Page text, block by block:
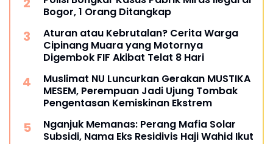
Bogor, 1 Orang Ditangkap
Aturan atau Kebrutalan? Cerita Warga
Cipinang Muara yang Motornya
Digembok FIF Akibat Telat 8 Hari
Muslimat NU Luncurkan Gerakan MUSTIKA
MESEM, Perempuan Jadi Ujung Tombak
Pengentasan Kemiskinan Ekstrem
Nganjuk Memanas: Perang Mafia Solar
Subsidi, Nama Eks Residivis Haji Wahid Ikut